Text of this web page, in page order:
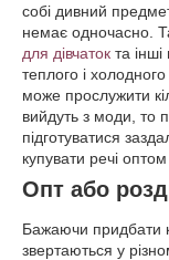
собі дивний
немає одночасно.
для дівчаток та
теплого і
може прослужити
вийдуть з моди, то
підготуватися
купувати речі оптом
Опт або
Бажаючи придбати
звертаються у